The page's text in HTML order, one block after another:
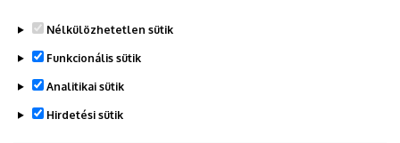
Nélkülözhetetlen sütik
Funkcionális sütik
Analitikai sütik
Hirdetési sütik